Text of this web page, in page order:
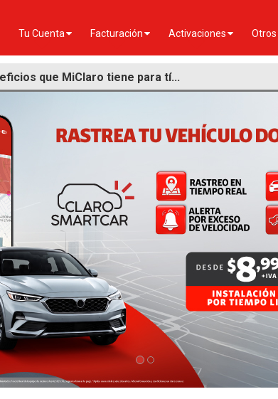
Tu Cuenta Facturación Activaciones
que MiClaro tiene para tí...